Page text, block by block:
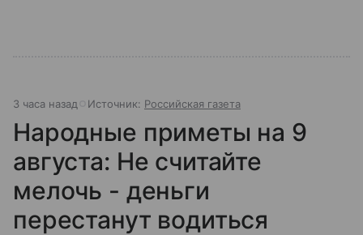
3 часа назад Источник: Российская газета
Народные приметы на 9
августа: Не считайте
мелочь - деньги
перестанут водиться